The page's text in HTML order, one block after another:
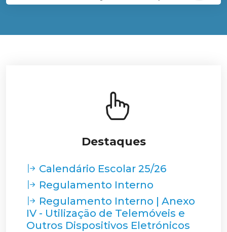
Destaques
Calendário Escolar 25/26
Regulamento Interno
Regulamento Interno | Anexo
IV - Utilização de Telemóveis e
Outros Dispositivos Eletrónicos